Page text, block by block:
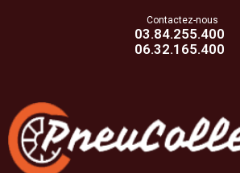
Contactez-nous
03.84.255.400
06.32.165.400